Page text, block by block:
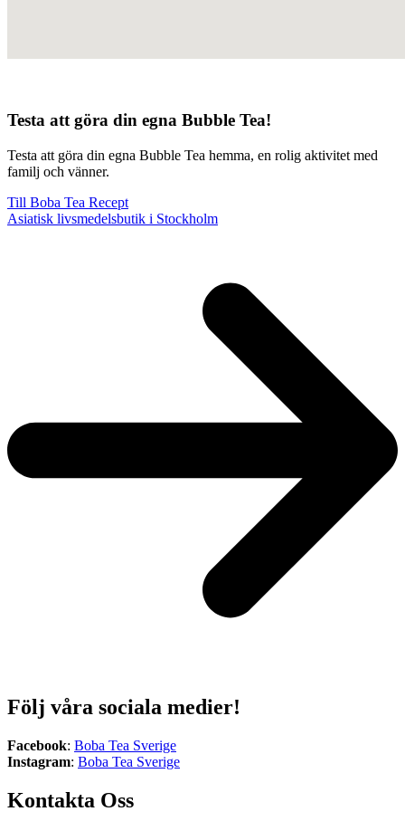
Testa att göra din egna Bubble Tea!
Testa att göra din egna Bubble Tea hemma, en rolig aktivitet med
familj och vänner.
Till Boba Tea Recept
Asiatisk livsmedelsbutik i Stockholm
Följ våra sociala medier!
Facebook: Boba Tea Sverige
Instagram: Boba Tea Sverige
Kontakta Oss